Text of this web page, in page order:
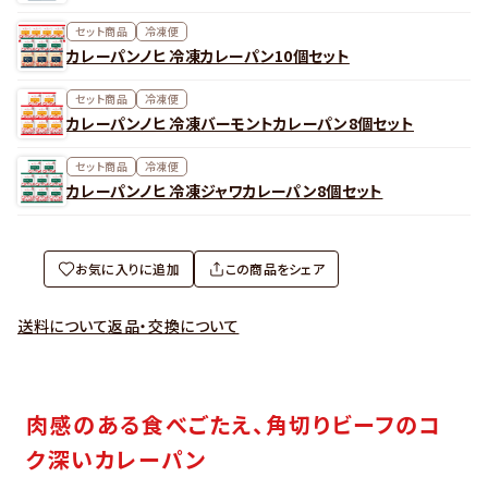
セット商品 冷凍便
カレーパンノヒ 冷凍カレーパン10個セット
セット商品 冷凍便
カレーパンノヒ 冷凍バーモントカレーパン8個セット
セット商品 冷凍便
カレーパンノヒ 冷凍ジャワカレーパン8個セット
お気に入りに追加 この商品をシェア
送料について返品・交換について
肉感のある食べごたえ、角切りビーフのコ
ク深いカレーパン